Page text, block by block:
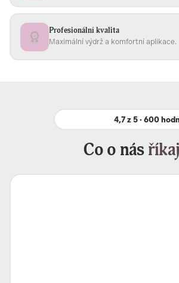
Profesionální kvalita
Maximální výdrž a komfortní aplikace.
4,7 z 5 · 600
Co o nás